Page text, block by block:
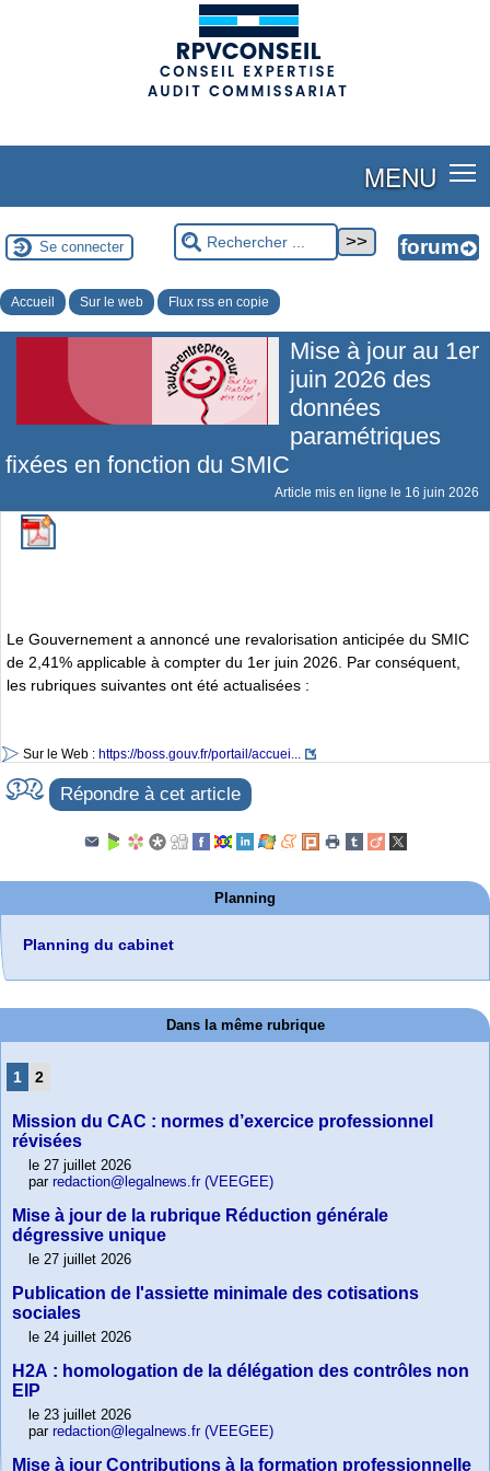
MENU
Se connecter
Accueil Sur le web Flux rss en copie
Mise à jour au 1er
juin 2026 des
données
paramétriques
fixées en fonction du SMIC
Article mis en ligne le 16 juin 2026
Le Gouvernement a annoncé une revalorisation anticipée du SMIC
de 2,41% applicable à compter du 1er juin 2026. Par conséquent,
les rubriques suivantes ont été actualisées :
Sur le Web : https://boss.gouv.fr/portail/accuei...
Répondre à cet article
Planning
Planning du cabinet
Dans la même rubrique
1 2
Mission du CAC : normes d’exercice professionnel
révisées
le 27 juillet 2026
par redaction@legalnews.fr (VEEGEE)
Mise à jour de la rubrique Réduction générale
dégressive unique
le 27 juillet 2026
Publication de l'assiette minimale des cotisations
sociales
le 24 juillet 2026
H2A : homologation de la délégation des contrôles non
EIP
le 23 juillet 2026
par redaction@legalnews.fr (VEEGEE)
Mise à jour Contributions à la formation professionnelle